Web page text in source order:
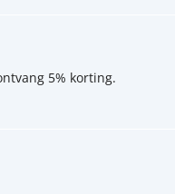
5% korting.